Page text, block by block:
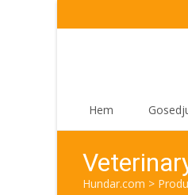
Hem
Hundar.com >